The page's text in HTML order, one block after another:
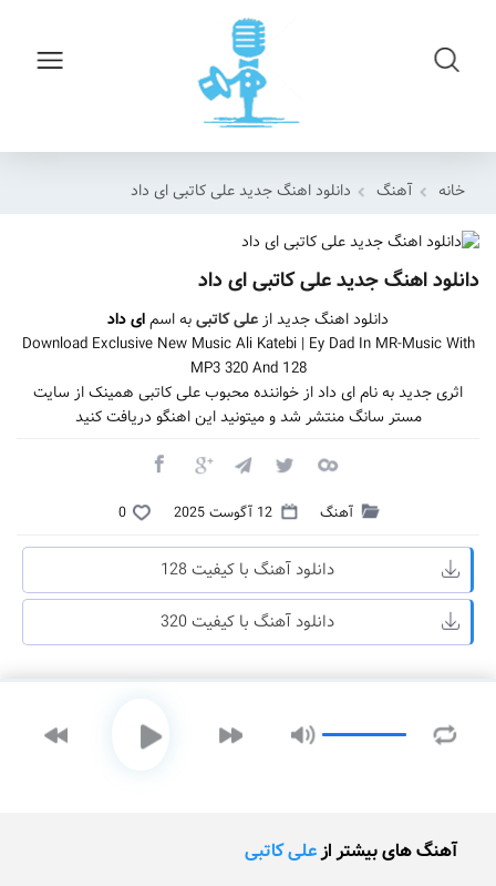
خانه آهنگ دانلود اهنگ جدید علی کاتبی ای داد
دانلود اهنگ جدید علی کاتبی ای داد
دانلود اهنگ جدید از علی کاتبیبه اسمای داد
Download Exclusive New Music Ali Katebi | Ey Dad In MR-Music With
MP3 320 And 128
اثری جدید به نام ای داد از خواننده محبوب علی کاتبی همینک از سایت
مستر سانگ منتشر شد و میتونید این اهنگو دریافت کنید
آهنگ 12 آگوست 2025 0
دانلود آهنگ با کیفیت 128
دانلود آهنگ با کیفیت 320
آهنگ های بیشتر ازعلی کاتبی